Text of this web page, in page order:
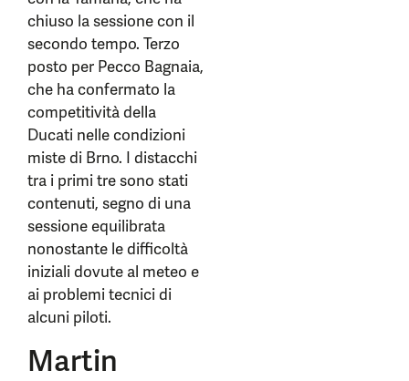
chiuso la sessione con il
secondo tempo. Terzo
posto per Pecco Bagnaia,
che ha confermato la
competitività della
Ducati nelle condizioni
miste di Brno. I distacchi
tra i primi tre sono stati
contenuti, segno di una
sessione equilibrata
nonostante le difficoltà
iniziali dovute al meteo e
ai problemi tecnici di
alcuni piloti.
Martin